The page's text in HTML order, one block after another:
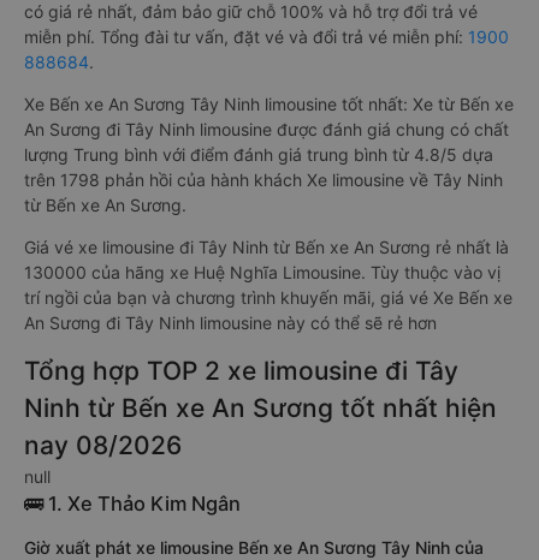
có giá rẻ nhất, đảm bảo giữ chỗ 100% và hỗ trợ đổi trả vé
miễn phí. Tổng đài tư vấn, đặt vé và đổi trả vé miễn phí: 1900
888684.
Xe Bến xe An Sương Tây Ninh limousine tốt nhất: Xe từ Bến xe
An Sương đi Tây Ninh limousine được đánh giá chung có chất
lượng Trung bình với điểm đánh giá trung bình từ 4.8/5 dựa
trên 1798 phản hồi của hành khách Xe limousine về Tây Ninh
từ Bến xe An Sương.
Giá vé xe limousine đi Tây Ninh từ Bến xe An Sương rẻ nhất là
130000 của hãng xe Huệ Nghĩa Limousine. Tùy thuộc vào vị
trí ngồi của bạn và chương trình khuyến mãi, giá vé Xe Bến xe
An Sương đi Tây Ninh limousine này có thể sẽ rẻ hơn
Tổng hợp TOP 2 xe limousine đi Tây
Ninh từ Bến xe An Sương tốt nhất hiện
nay 08/2026
null
🚌 1. Xe Thảo Kim Ngân
Giờ xuất phát xe limousine Bến xe An Sương Tây Ninh của